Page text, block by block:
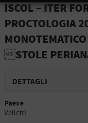
ISCOL – ITER
PROCTOLOGIA
STOLE
DETTAGLI
Paese
Velletri